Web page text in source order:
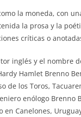
la moneda, con
la prosa y la
críticas o
inglés y el nombre
Hamlet Brenno
de los Toros,
enólogo Brenno
Canelones,